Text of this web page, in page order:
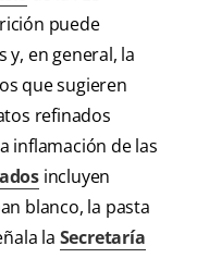
puede
y, en general, la
que sugieren
refinados
inflamación de las
incluyen
blanco, la pasta
la Secretaría